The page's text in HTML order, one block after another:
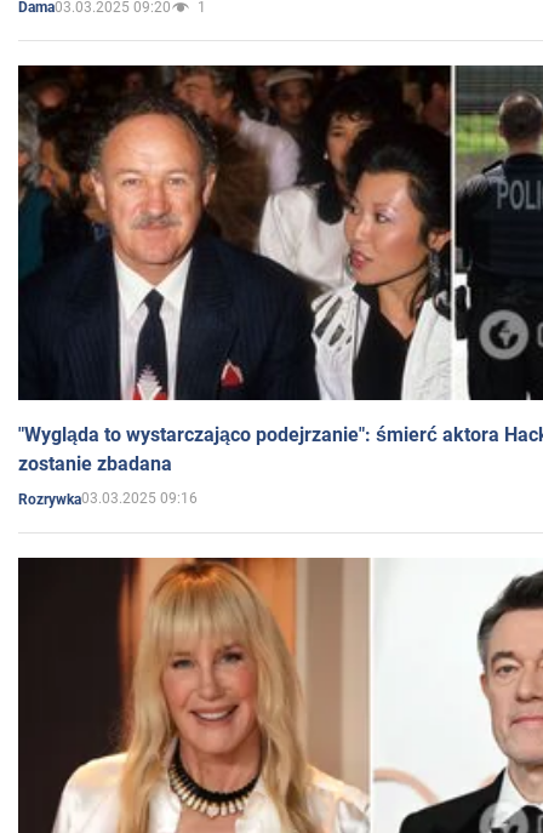
Dama03.03.2025 09:20 1
"Wygląda to wystarczająco podejrzanie": śmierć aktora
zostanie zbadana
Rozrywka03.03.2025 09:16